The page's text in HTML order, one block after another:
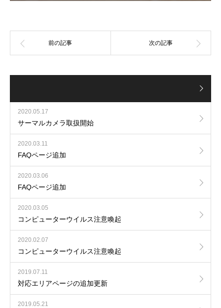
2020.05.17
サーマルカメラ取扱開始
2020.03.11
FAQページ追加
2020.03.06
FAQページ追加
2020.03.05
コンピューターウイルス注意喚起
2020.02.07
コンピューターウイルス注意喚起
2019.07.11
対応エリアページの追加更新
2019.05.21